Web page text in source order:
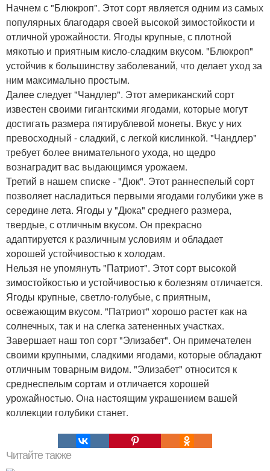
Начнем с "Блюкроп". Этот сорт является одним из самых
популярных благодаря своей высокой зимостойкости и
отличной урожайности. Ягоды крупные, с плотной
мякотью и приятным кисло-сладким вкусом. "Блюкроп"
устойчив к большинству заболеваний, что делает уход за
ним максимально простым.
Далее следует "Чандлер". Этот американский сорт
известен своими гигантскими ягодами, которые могут
достигать размера пятирублевой монеты. Вкус у них
превосходный - сладкий, с легкой кислинкой. "Чандлер"
требует более внимательного ухода, но щедро
вознаградит вас выдающимся урожаем.
Третий в нашем списке - "Дюк". Этот раннеспелый сорт
позволяет насладиться первыми ягодами голубики уже в
середине лета. Ягоды у "Дюка" среднего размера,
твердые, с отличным вкусом. Он прекрасно
адаптируется к различным условиям и обладает
хорошей устойчивостью к холодам.
Нельзя не упомянуть "Патриот". Этот сорт высокой
зимостойкостью и устойчивостью к болезням отличается.
Ягоды крупные, светло-голубые, с приятным,
освежающим вкусом. "Патриот" хорошо растет как на
солнечных, так и на слегка затененных участках.
Завершает наш топ сорт "Элизабет". Он примечателен
своими крупными, сладкими ягодами, которые обладают
отличным товарным видом. "Элизабет" относится к
среднеспелым сортам и отличается хорошей
урожайностью. Она настоящим украшением вашей
коллекции голубики станет.
Читайте также